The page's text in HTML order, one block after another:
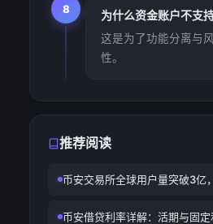
8 为什么资金账户不支
这是为了功能分离与
性。
推荐阅读
币安交易所全球用户量突破3亿
币安借贷利率详解：活期与固